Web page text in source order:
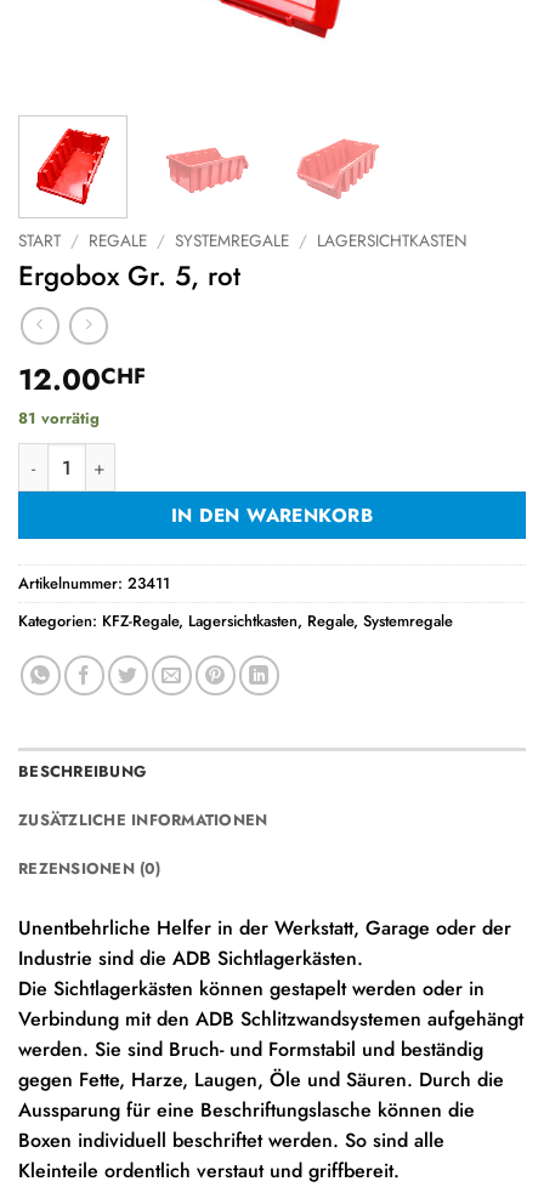
START / REGALE / SYSTEMREGALE / LAGERSICHTKASTEN
Ergobox Gr. 5, rot
12.00CHF
81 vorrätig
Ergobox Gr. 5, rot Menge
IN DEN WARENKORB
Artikelnummer: 23411
Kategorien: KFZ-Regale, Lagersichtkasten, Regale, Systemregale
BESCHREIBUNG
ZUSÄTZLICHE INFORMATIONEN
REZENSIONEN (0)
Unentbehrliche Helfer in der Werkstatt, Garage oder der
Industrie sind die ADB Sichtlagerkästen.
Die Sichtlagerkästen können gestapelt werden oder in
Verbindung mit den ADB Schlitzwandsystemen aufgehängt
werden. Sie sind Bruch- und Formstabil und beständig
gegen Fette, Harze, Laugen, Öle und Säuren. Durch die
Aussparung für eine Beschriftungslasche können die
Boxen individuell beschriftet werden. So sind alle
Kleinteile ordentlich verstaut und griffbereit.